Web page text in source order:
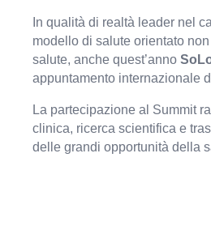
In qualità di realtà leader nel
modello di salute orientato
salute, anche quest’anno
appuntamento internazionale
La partecipazione al Summit
clinica, ricerca scientifica e
delle grandi opportunità della